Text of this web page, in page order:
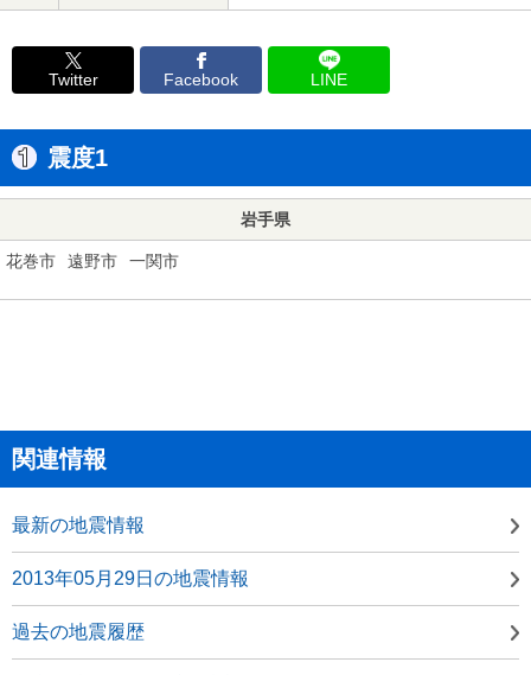
Twitter Facebook LINE
震度1
岩手県
花巻市 遠野市 一関市
関連情報
最新の地震情報
2013年05月29日の地震情報
過去の地震履歴